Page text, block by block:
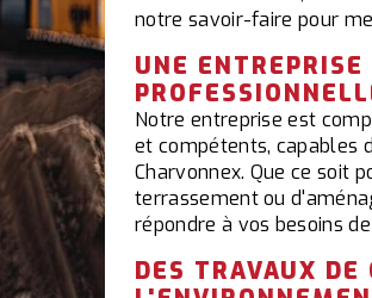
notre savoir-faire pour
UNE
Notre entreprise est
et compétents, capables
Charvonnex. Que ce soit
terrassement ou
répondre à vos besoins
DES TRAVAUX